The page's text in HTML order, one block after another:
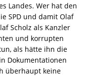
Landes. Wer hat den
SPD und damit Olaf
Scholz als Kanzler
und korrupten
als hätte ihn die
Dokumentationen
überhaupt keine